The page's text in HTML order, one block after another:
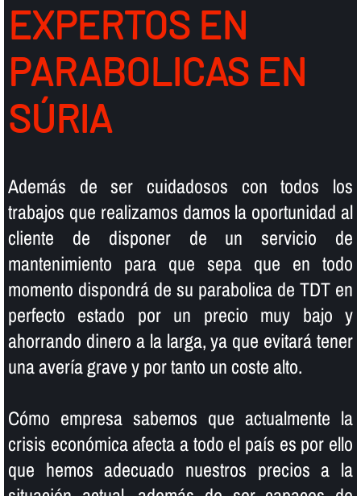
EXPERTOS EN
PARABOLICAS EN
SÚRIA
Además de ser cuidadosos con todos los
trabajos que realizamos damos la oportunidad al
cliente de disponer de un servicio de
mantenimiento para que sepa que en todo
momento dispondrá de su parabolica de TDT en
perfecto estado por un precio muy bajo y
ahorrando dinero a la larga, ya que evitará tener
una averí­a grave y por tanto un coste alto.
Cómo empresa sabemos que actualmente la
crisis económica afecta a todo el paí­s es por ello
que hemos adecuado nuestros precios a la